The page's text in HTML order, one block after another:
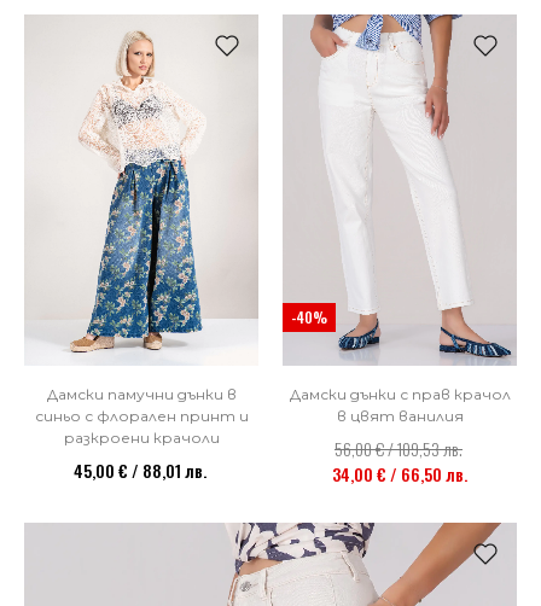
Дамски памучни дънки в
синьо с флорален принт и
разкроени крачоли
45,00 € / 88,01 лв.
-40%
Дамски дънки с прав крачол
в цвят ванилия
56,00 € / 109,53 лв.
34,00 € / 66,50 лв.